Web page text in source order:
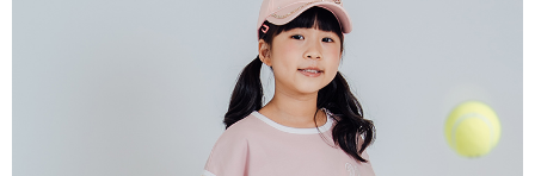
每筆NT$80，滿NT$2,000(含以上)免運費